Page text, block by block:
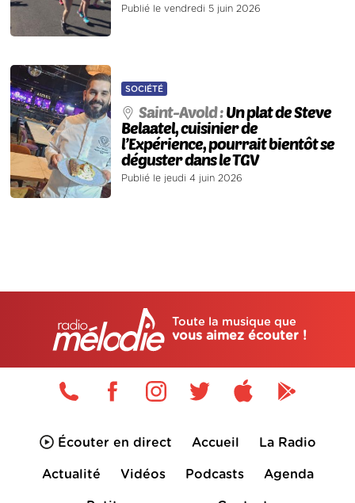
Publié le vendredi 5 juin 2026
SOCIÉTÉ
Saint-Avold :Un plat de Steve
Belaatel, cuisinier de
l’Expérience, pourrait bientôt se
déguster dans le TGV
Publié le jeudi 4 juin 2026
Toute la musique que
vous aimez écouter !
Écouter en direct Accueil La Radio
Actualité Vidéos Podcasts Agenda